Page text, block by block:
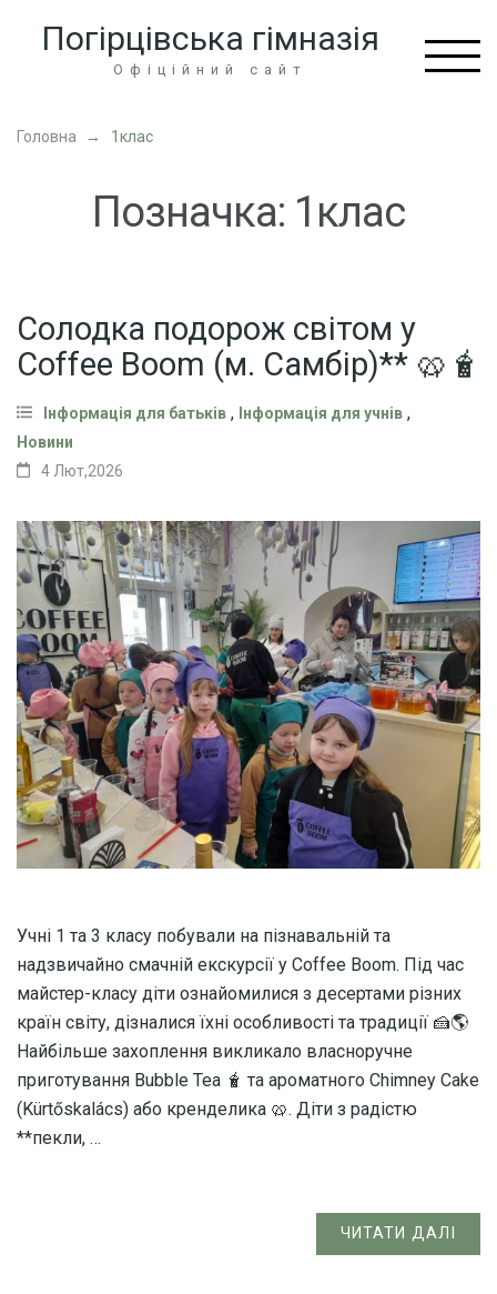
Enter)
Погірцівська гімназія
Офіційний сайт
Головна → 1клас
Позначка: 1клас
Солодка подорож світом у
Coffee Boom (м. Самбір)** 🥨🧋
Інформація для батьків , Інформація для учнів ,
Новини
4 Лют,2026
Учні 1 та 3 класу побували на пізнавальній та
надзвичайно смачній екскурсії у Coffee Boom. Під час
майстер-класу діти ознайомилися з десертами різних
країн світу, дізналися їхні особливості та традиції 🍰🌎
Найбільше захоплення викликало власноручне
приготування Bubble Tea 🧋 та ароматного Chimney Cake
(Kürtőskalács) або кренделика 🥨. Діти з радістю
**пекли, …
ЧИТАТИ ДАЛІ